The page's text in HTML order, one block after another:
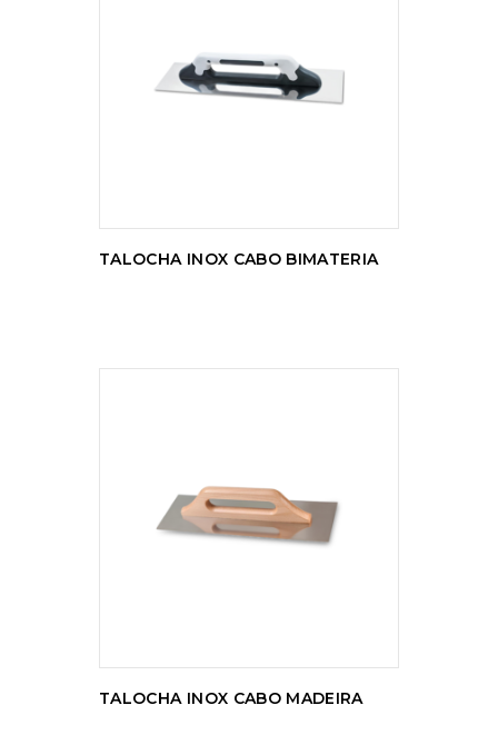
LER MAIS
TALOCHA INOX CABO BIMATERIA
LER MAIS
TALOCHA INOX CABO MADEIRA